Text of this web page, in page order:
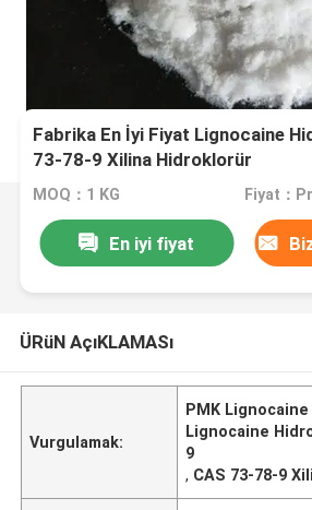
Fabrika En İyi Fiyat Lignocaine
73-78-9 Xilina Hidroklorür
MOQ：1 KG Fiyat：
En iyi fiyat
ÜRüN AçıKLAMASı
Vurgulamak:
PMK
Lignocaine
9
, CAS 73-78-9